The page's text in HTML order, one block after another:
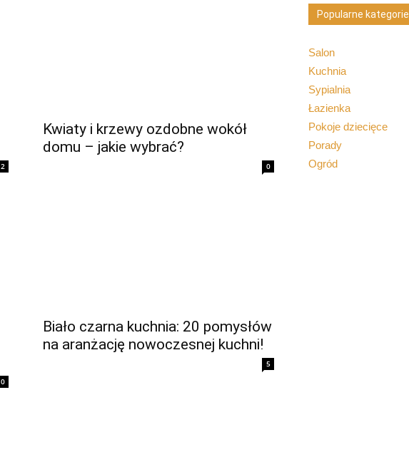
2
Kwiaty i krzewy ozdobne wokół
domu – jakie wybrać?
0
0
Biało czarna kuchnia: 20 pomysłów
na aranżację nowoczesnej kuchni!
5
Popularne kategorie
Salon
Kuchnia
Sypialnia
Łazienka
Pokoje dziecięce
Porady
Ogród